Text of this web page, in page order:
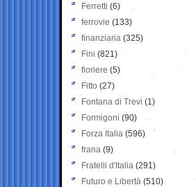
Ferretti (6)
ferrovie (133)
finanziaria (325)
Fini (821)
fioriere (5)
Fitto (27)
Fontana di Trevi (1)
Formigoni (90)
Forza Italia (596)
frana (9)
Fratelli d'Italia (291)
Futuro e Libertà (510)